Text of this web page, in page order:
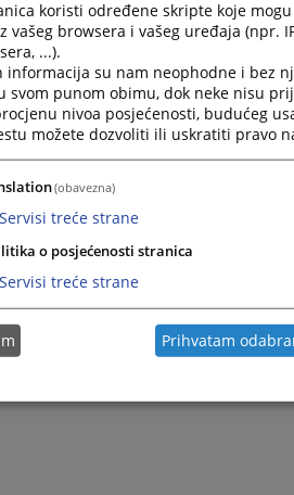
koristi određene skripte koje
vašeg browsera i vašeg uređaja (npr.
...).
informacija su nam neophodne i bez
svom punom obimu, dok neke nisu
nivoa posjećenosti, budućeg
možete dozvoliti ili uskratiti pravo
(obavezna)
Servisi treće strane
o posjećenosti stranica
Servisi treće strane
Prihvatam